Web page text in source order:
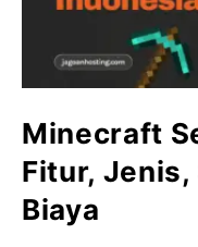
Minecraft
Fitur,
Biaya